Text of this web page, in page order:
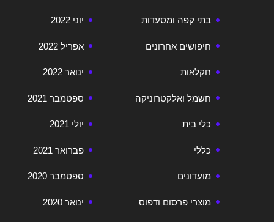
יוני 2022
אפריל 2022
ינואר 2022
ספטמבר 2021
יולי 2021
פברואר 2021
ספטמבר 2020
ינואר 2020
בתי קפה ומסעדות
חיפושים אחרונים
חקלאות
חשמל ואלקטרוניקה
כלי בית
כללי
מועדונים
מוצרי פרסום ודפוס